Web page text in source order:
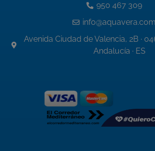
950 467 309
info@aquavera.com
Avenida Ciudad de Valencia, 2B ·
Andalucía · ES